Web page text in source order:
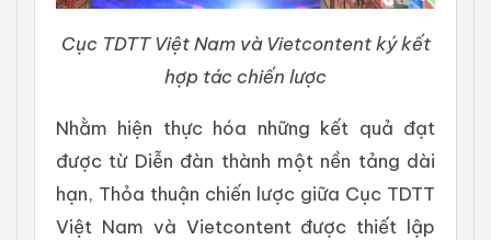
Cục TDTT Việt Nam và Vietcontent ký kết
hợp tác chiến lược
Nhằm hiện thực hóa những kết quả đạt
được từ Diễn đàn thành một nền tảng dài
hạn, Thỏa thuận chiến lược giữa Cục TDTT
Việt Nam và Vietcontent được thiết lập